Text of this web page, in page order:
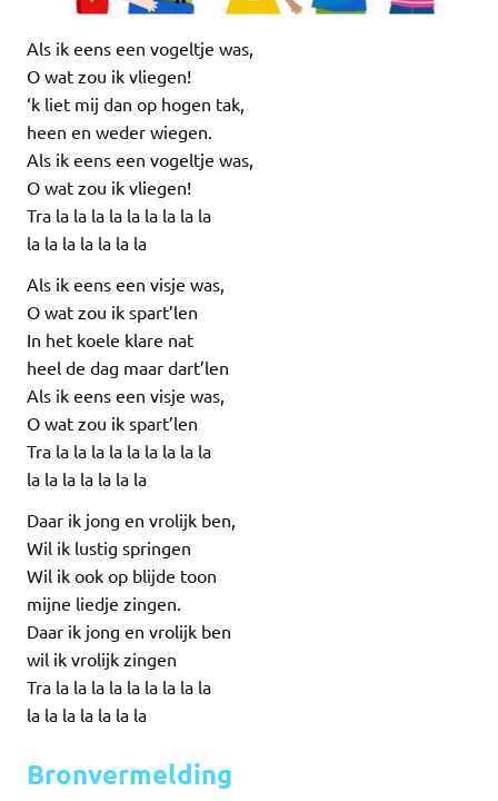
Als ik eens een vogeltje was,
O wat zou ik vliegen!
‘k liet mij dan op hogen tak,
heen en weder wiegen.
Als ik eens een vogeltje was,
O wat zou ik vliegen!
Tra la la la la la la la la la
la la la la la la la
Als ik eens een visje was,
O wat zou ik spart’len
In het koele klare nat
heel de dag maar dart’len
Als ik eens een visje was,
O wat zou ik spart’len
Tra la la la la la la la la la
la la la la la la la
Daar ik jong en vrolijk ben,
Wil ik lustig springen
Wil ik ook op blijde toon
mijne liedje zingen.
Daar ik jong en vrolijk ben
wil ik vrolijk zingen
Tra la la la la la la la la la
la la la la la la la
Bronvermelding